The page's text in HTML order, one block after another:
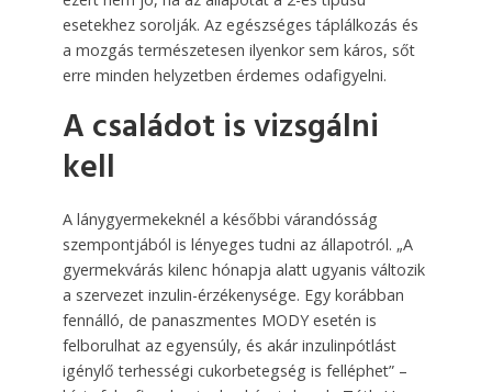
esetekhez sorolják. Az egészséges táplálkozás és
a mozgás természetesen ilyenkor sem káros, sőt
erre minden helyzetben érdemes odafigyelni.
A családot is vizsgálni
kell
A lánygyermekeknél a későbbi várandósság
szempontjából is lényeges tudni az állapotról. „A
gyermekvárás kilenc hónapja alatt ugyanis változik
a szervezet inzulin-érzékenysége. Egy korábban
fennálló, de panaszmentes MODY esetén is
felborulhat az egyensúly, és akár inzulinpótlást
igénylő terhességi cukorbetegség is felléphet” –